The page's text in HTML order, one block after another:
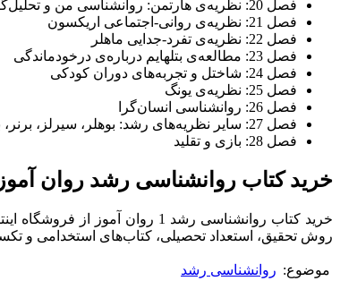
فصل 20: نظریه‌ی هارتمن: روانشناسی من و تحلیل‌گری ژنتیک
فصل 21: نظریه‌ی روانی-اجتماعی اریکسون
فصل 22: نظریه‌ی تفرد-جدایی ماهلر
فصل 23: مطالعه‌ی بتلهایم درباره‌ی درخودماندگی
فصل 24: شاختل و تجربه‌های دوران کودکی
فصل 25: نظریه‌ی یونگ
فصل 26: روانشناسی انسان‌گرا
فصل 27: سایر نظریه‌های رشد: بوهلر، سیرلز، برنر، برونر
فصل 28: بازی و تقلید
خرید کتاب روانشناسی رشد روان آموز
خرید کتاب روانشناسی رشد 1
روش تحقیق، استعداد تحصیلی، کتاب‌های استخدامی و
موضوع: روانشناسی رشد